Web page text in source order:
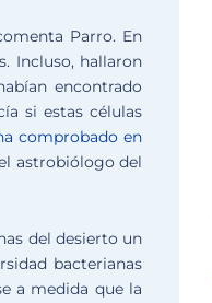
Parro. En
Incluso, hallaron
encontrado
si estas células
comprobado en
astrobiólogo del
del desierto un
bacterianas
a medida que la